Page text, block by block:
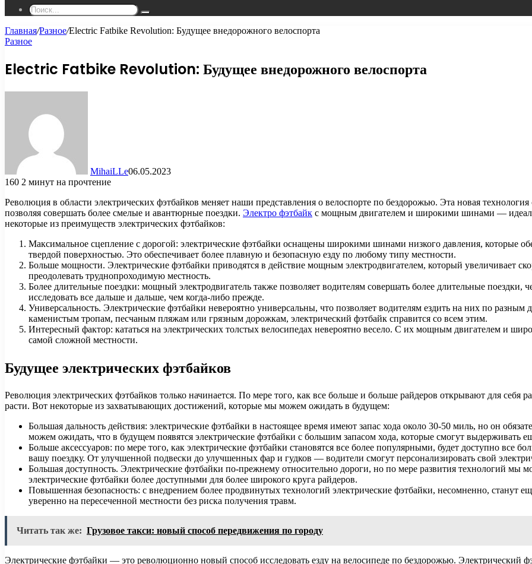
Поиск...
Главная/Разное/Electric Fatbike Revolution: Будущее внедорожного велоспорта
Разное
Electric Fatbike Revolution: Будущее внедорожного велоспорта
MihaiLLe06.05.2023
160 2 минут на прочтение
Революция в области электрических фэтбайков меняет наши представления о велоспорте по бездорожью. Эта новая
позволяя совершать более смелые и авантюрные поездки. Электро фэтбайк с мощным двигателем и широкими шинами —
некоторые из преимуществ электрических фэтбайков:
Максимальное сцепление с дорогой: электрические фэтбайки оснащены широкими шинами низкого давления, которые
твердой поверхностью. Это обеспечивает более плавную и безопасную езду по любому типу местности.
Больше мощности. Электрические фэтбайки приводятся в действие мощным электродвигателем, который увеличивает
преодолевать труднопроходимую местность.
Более длительные поездки: мощный электродвигатель также позволяет водителям совершать более длительные
исследовать все дальше и дальше, чем когда-либо прежде.
Универсальность. Электрические фэтбайки невероятно универсальны, что позволяет водителям ездить на них по
каменистым тропам, песчаным пляжам или грязным дорожкам, электрический фэтбайк справится со всем этим.
Интересный фактор: кататься на электрических толстых велосипедах невероятно весело. С их мощным двигателем и
самой сложной местности.
Будущее электрических фэтбайков
Революция электрических фэтбайков только начинается. По мере того, как все больше и больше райдеров открывают для себя
расти. Вот некоторые из захватывающих достижений, которые мы можем ожидать в будущем:
Большая дальность действия: электрические фэтбайки в настоящее время имеют запас хода около 30-50 миль, но он
можем ожидать, что в будущем появятся электрические фэтбайки с большим запасом хода, которые смогут выдерживать
Больше аксессуаров: по мере того, как электрические фэтбайки становятся все более популярными, будет доступно все
вашу поездку. От улучшенной подвески до улучшенных фар и гудков — водители смогут персонализировать свой
Большая доступность. Электрические фэтбайки по-прежнему относительно дороги, но по мере развития технологий мы
электрические фэтбайки более доступными для более широкого круга райдеров.
Повышенная безопасность: с внедрением более продвинутых технологий электрические фэтбайки, несомненно, станут
уверенно на пересеченной местности без риска получения травм.
Читать так же: Грузовое такси: новый способ передвижения по городу
Электрические фэтбайки — это революционно новый способ исследовать езду на велосипеде по бездорожью.